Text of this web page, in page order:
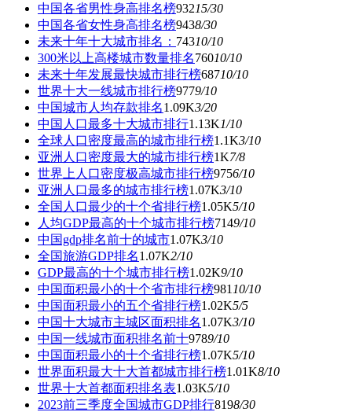
中国各省男性身高排名榜93215/30
中国各省女性身高排名榜9438/30
未来十年十大城市排名： 74310/10
300米以上高楼城市数量排名76010/10
未来十年发展最快城市排行榜68710/10
世界十大一线城市排行榜9779/10
中国城市人均存款排名1.09K3/20
中国人口最多十大城市排行1.13K1/10
全球人口密度最高的城市排行榜1.1K3/10
亚洲人口密度最大的城市排行榜1K7/8
世界上人口密度极高城市排行榜9756/10
亚洲人口最多的城市排行榜1.07K3/10
全国人口最少的十个省排行榜1.05K5/10
人均GDP最高的十个城市排行榜7149/10
中国gdp排名前十的城市1.07K3/10
全国旅游GDP排名1.07K2/10
GDP最高的十个城市排行榜1.02K9/10
中国面积最小的十个省市排行榜981 10/10
中国面积最小的五个省排行榜1.02K5/5
中国十大城市主城区面积排名1.07K3/10
中国一线城市面积排名前十9789/10
中国面积最小的十个省排行榜1.07K5/10
世界面积最大十大首都城市排行榜1.01K8/10
世界十大首都面积排名表1.03K5/10
2023前三季度全国城市GDP排行8198/30